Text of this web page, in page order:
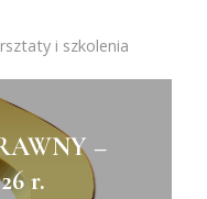
i szkolenia
–
r.